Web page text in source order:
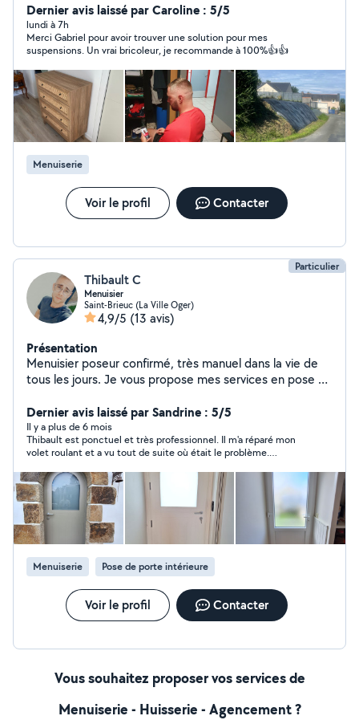
aux interventions en milieu exigeant, je travaille avec
rigueur, méthode et souci du travail bien fait. Polyvalent
et manuel, je peux également intervenir pour divers
travaux : bricolage, petites réparations, installations,
luminaires, aide technique ou manutention. Sérieux,
ponctuel et respectueux des lieux, je privilégie toujours
un chantier propre et un client satisfait. N'hésitez pas à
me contacter pour échanger sur votre besoin.
Dernier avis laissé par Caroline : 5/5
lundi à 7h
Merci Gabriel pour avoir trouver une solution pour mes
suspensions. Un vrai bricoleur, je recommande à 100%👍👍
Menuiserie
Voir le profil Contacter
Particulier
Thibault C
Menuisier
Saint-Brieuc (La Ville Oger)
4,9/5 (13 avis)
Présentation
Menuisier poseur confirmé, très manuel dans la vie de
tous les jours. Je vous propose mes services en pose de
simple réparation ou tout types de petit travaux
d'intérieur, assemblage de mobiliers etc ...
Dernier avis laissé par Sandrine : 5/5
Il y a plus de 6 mois
Thibault est ponctuel et très professionnel. Il m'a réparé mon
volet roulant et a vu tout de suite où était le problème.
Menuiserie Pose de porte intérieure
Voir le profil Contacter
Vous souhaitez proposer vos services de
Menuiserie - Huisserie - Agencement ?